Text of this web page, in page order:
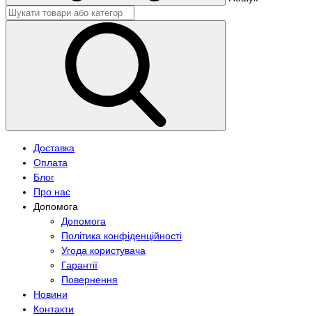
Доставка
Оплата
Блог
Про нас
Допомога
Допомога
Політика конфіденційності
Угода користувача
Гарантії
Повернення
Новини
Контакти